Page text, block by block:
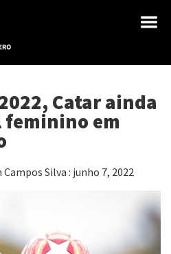
Catar ainda
em
Silva : junho 7, 2022